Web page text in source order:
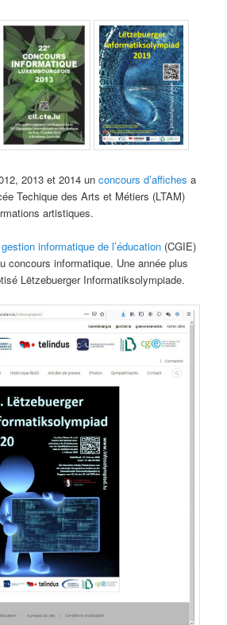
2013 et 2014 unconcours d’affiches a
Techique des Arts et Métiers (LTAM)
artistiques.
informatique de l’éducation (CGIE)
concours informatique. Une année plus
Lëtzebuerger Informatiksolympiade.